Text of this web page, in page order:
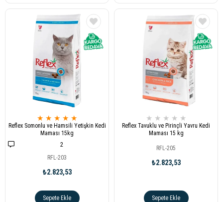
★ ★ ★ ★ ★
Reflex Somonlu ve Hamsili Yetişkin Kedi
Maması 15kg
2
RFL-203
₺2.823,53
Sepete Ekle
★ ★ ★ ★ ★
Reflex Tavuklu ve Pirinçli Yavru Kedi
Maması 15 kg
RFL-205
₺2.823,53
Sepete Ekle